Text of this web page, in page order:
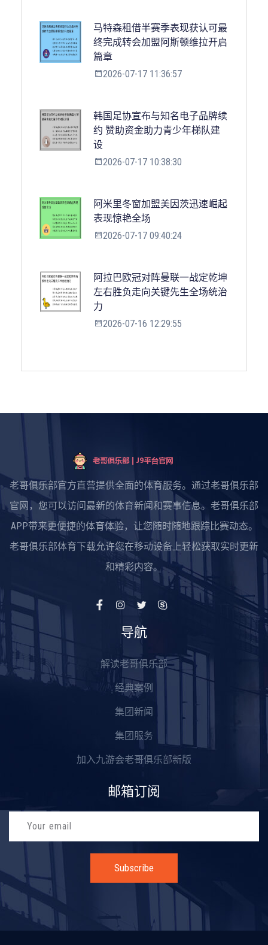
马特森租借半赛季表现获认可最
终完成转会加盟阿斯顿维拉开启
篇章
2026-07-17 11:36:57
韩国足协宣布与知名电子品牌续
约 赞助资金助力青少年梯队建
设
2026-07-17 10:38:30
阿米里冬窗加盟美因茨迅速崛起
表现惊艳全场
2026-07-17 09:40:24
阿拉巴欧冠对阵曼联一战定乾坤
左右胜负走向关键先生全场统治
力
2026-07-16 12:29:55
老哥俱乐部官方直营提供全面的体育服务。通过老哥俱乐部
官网，您可以访问最新的体育新闻和赛事信息。老哥俱乐部
APP带来更便捷的体育体验，让您随时随地跟踪比赛动态。
老哥俱乐部体育下载允许您在移动设备上轻松获取实时更新
和精彩内容。
导航
解读老哥俱乐部
经典案例
集团新闻
集团服务
加入九游会老哥俱乐部新版
邮箱订阅
Subscribe